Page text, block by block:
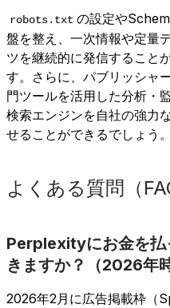
robots.txt の設定や
盤を整え、一次情報や定量
ツを継続的に発信すること
す。さらに、パブリッシャ
門ツールを活用した分析・
検索エンジンを自社の強力
せることができるでしょう。
よくある質問（
Perplexityにお金を払
きますか？（2026年
2026年2月に広告掲載枠（